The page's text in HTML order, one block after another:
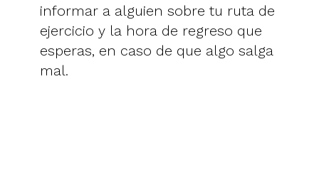
informar a alguien sobre tu ruta de
ejercicio y la hora de regreso que
esperas, en caso de que algo salga
mal.